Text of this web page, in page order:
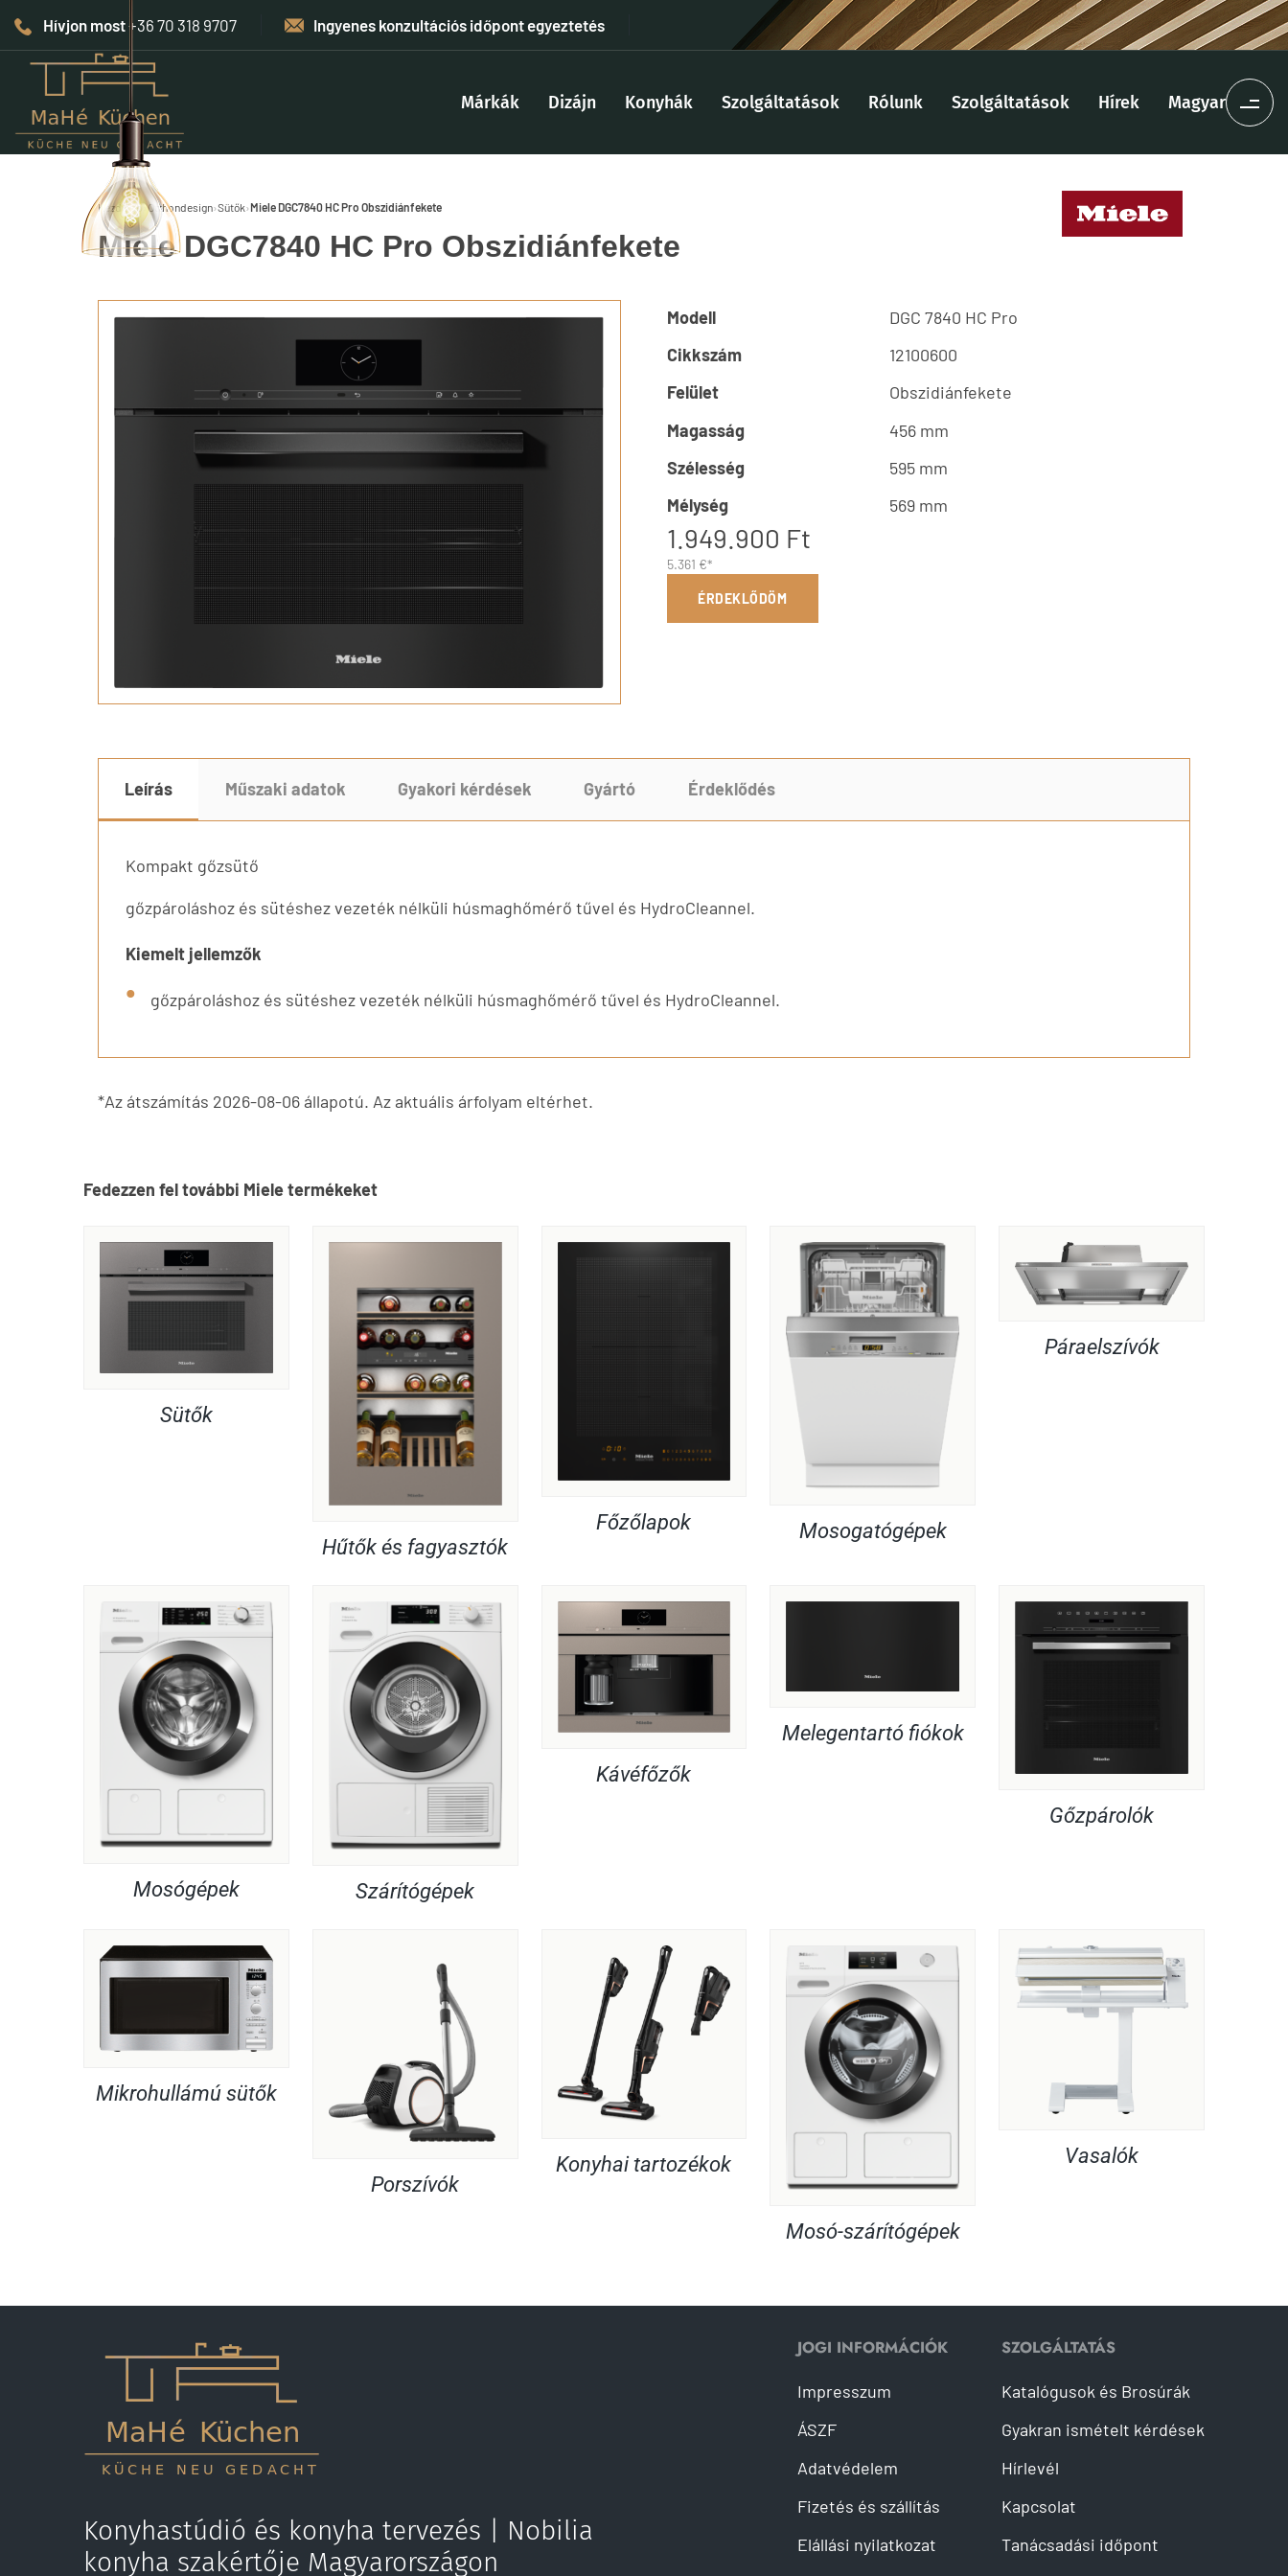
Hívjon most+36 70 318 9707 Ingyenes konzultációs időpont egyeztetés
Márkák Dizájn Konyhák Szolgáltatások Rólunk Szolgáltatások Hírek Magyar
Kezdőlap›Otthondesign›Sütők›Miele DGC7840 HC Pro Obszidiánfekete
Miele DGC7840 HC Pro Obszidiánfekete
Modell
DGC 7840 HC Pro
Cikkszám
12100600
Felület
Obszidiánfekete
Magasság
456 mm
Szélesség
595 mm
Mélység
569 mm
1.949.900 Ft
5.361 €*
ÉRDEKLŐDÖM
Leírás Műszaki adatok Gyakori kérdések Gyártó Érdeklődés
Kompakt gőzsütő
gőzpároláshoz és sütéshez vezeték nélküli húsmaghőmérő tűvel és HydroCleannel.
Kiemelt jellemzők
gőzpároláshoz és sütéshez vezeték nélküli húsmaghőmérő tűvel és HydroCleannel.
*Az átszámítás 2026-08-06 állapotú. Az aktuális árfolyam eltérhet.
Fedezzen fel további Miele termékeket
Sütők
Hűtők és fagyasztók
Főzőlapok Mosogatógépek
Páraelszívók
Mosógépek Szárítógépek
Kávéfőzők
Melegentartó fiókok
Gőzpárolók
Mikrohullámú sütők
Porszívók
Konyhai tartozékok
Mosó-szárítógépek
Vasalók
Konyhastúdió és konyha tervezés | Nobilia
konyha szakértője Magyarországon
JOGI INFORMÁCIÓK
Impresszum
ÁSZF
Adatvédelem
Fizetés és szállítás
Elállási nyilatkozat
SZOLGÁLTATÁS
Katalógusok és Brosúrák
Gyakran ismételt kérdések
Hírlevél
Kapcsolat
Tanácsadási időpont